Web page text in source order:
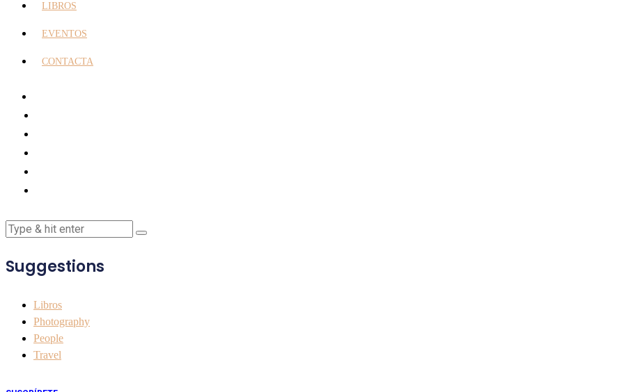
LIBROS
EVENTOS
CONTACTA
Suggestions
Libros
Photography
People
Travel